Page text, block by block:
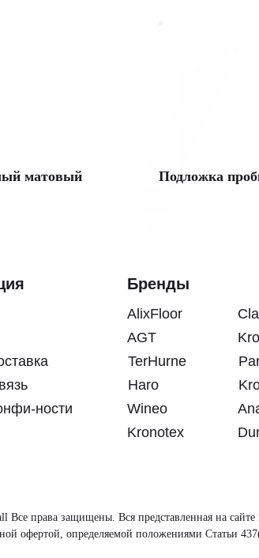
матовый Подложка
Бренды
AlixFloor
AGT
TerHurne
Haro
ности
Wineo
Kronotex
Все права защищены. Вся представленная на
офертой, определяемой положениями Статьи